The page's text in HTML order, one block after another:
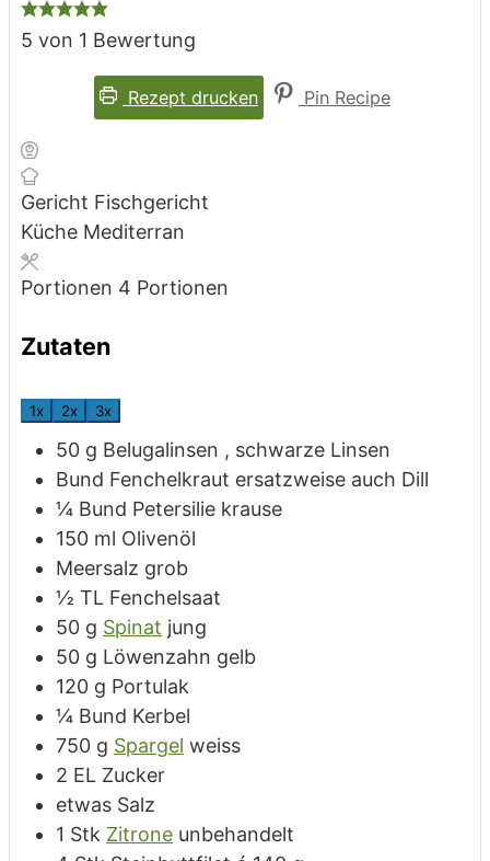
5 von 1 Bewertung
Rezept drucken Pin Recipe
Gericht Fischgericht
Küche Mediterran
Portionen 4 Portionen
Zutaten
1x 2x 3x
50 g Belugalinsen , schwarze Linsen
Bund Fenchelkraut ersatzweise auch Dill
¼ Bund Petersilie krause
150 ml Olivenöl
Meersalz grob
½ TL Fenchelsaat
50 g Spinat jung
50 g Löwenzahn gelb
120 g Portulak
¼ Bund Kerbel
750 g Spargel weiss
2 EL Zucker
etwas Salz
1 Stk Zitrone unbehandelt